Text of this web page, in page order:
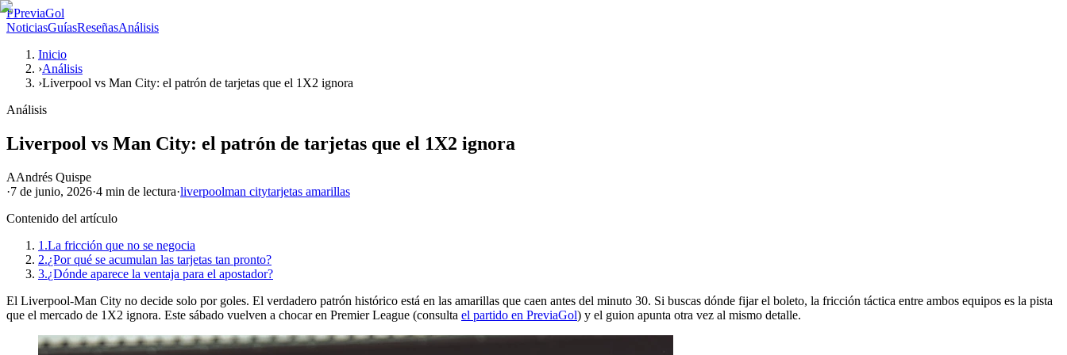
PPreviaGol
NoticiasGuíasReseñasAnálisis
Inicio
›Análisis
›Liverpool vs Man City: el patrón de tarjetas que el 1X2 ignora
Análisis
Liverpool vs Man City: el patrón de tarjetas que el 1X2 ignora
AAndrés Quispe
·7 de junio, 2026·4 min de lectura·liverpoolman citytarjetas amarillas
Contenido del artículo
1.La fricción que no se negocia
2.¿Por qué se acumulan las tarjetas tan pronto?
3.¿Dónde aparece la ventaja para el apostador?
El Liverpool-Man City no decide solo por goles. El verdadero patrón histórico está en las amarillas que caen antes del minuto 30. Si buscas dónde fijar el boleto, la fricción táctica entre ambos equipos es la pista
que el mercado de 1X2 ignora. Este sábado vuelven a chocar en Premier League (consulta el partido en PreviaGol) y el guion apunta otra vez al mismo detalle.